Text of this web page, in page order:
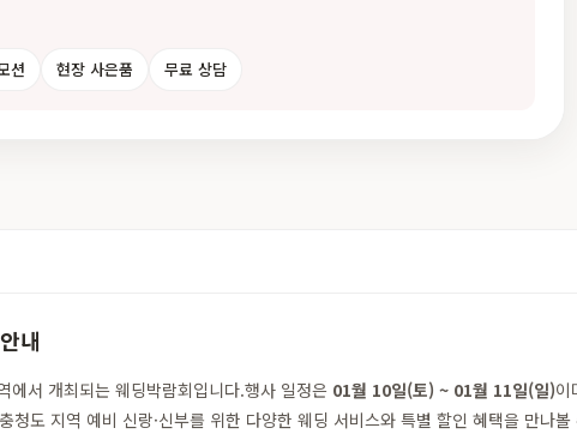
션 현장 사은품 무료 상담
내
에서 개최되는 웨딩박람회입니다.행사 일정은 01월 10일(토) ~ 01월 11일(일)이
청도 지역 예비 신랑·신부를 위한 다양한 웨딩 서비스와 특별 할인 혜택을 만나볼